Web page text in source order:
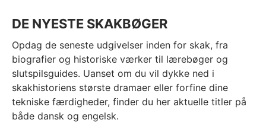
DE NYESTE SKAKBØGER
Opdag de seneste udgivelser inden for skak, fra
biografier og historiske værker til lærebøger og
slutspilsguides. Uanset om du vil dykke ned i
skakhistoriens største dramaer eller forfine dine
tekniske færdigheder, finder du her aktuelle titler på
både dansk og engelsk.